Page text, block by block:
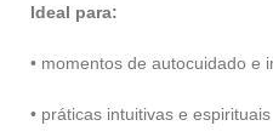
Ideal para:
• momentos de autocuidado e
• práticas intuitivas e espirituais